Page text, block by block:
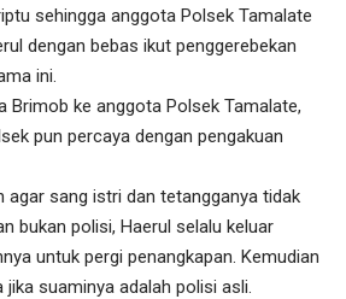
sehingga anggota Polsek Tamalate
dengan bebas ikut penggerebekan
ini.
Brimob ke anggota Polsek Tamalate,
pun percaya dengan pengakuan
agar sang istri dan tetangganya tidak
bukan polisi, Haerul selalu keluar
untuk pergi penangkapan. Kemudian
suaminya adalah polisi asli.